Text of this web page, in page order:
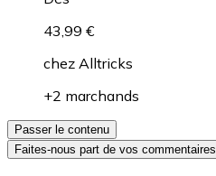
43,99 €
chez Alltricks
+2 marchands
Passer le contenu
Faites-nous part de vos commentaires